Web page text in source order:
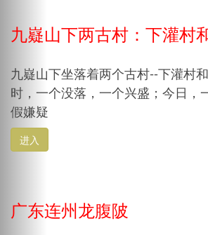
九嶷山下两古村：下灌村
九嶷山下坐落着两个古村--下灌村
时，一个没落，一个兴盛；今日，
假嫌疑
进入
广东连州龙腹陂